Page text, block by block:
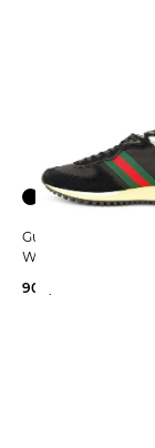
Gucci | Damen Sneaker
WNORASNKR
900,00 €